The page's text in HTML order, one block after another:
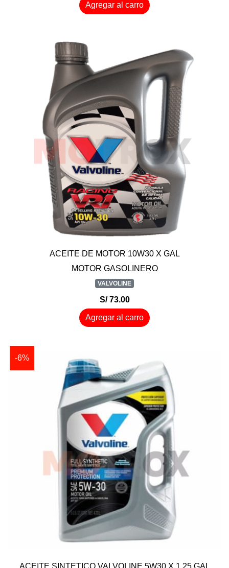
Agregar al carro
ACEITE DE MOTOR 10W30 X GAL
MOTOR GASOLINERO
VALVOLINE
S/ 73.00
Agregar al carro
-6%
ACEITE SINTETICO VALVOLINE 5W30 X 1.25 GAL